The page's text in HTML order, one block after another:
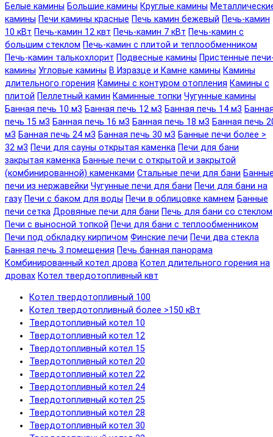
Белые камины Большие камины Круглые камины
камины Печи камины красные Печь камин бежевый Печь-камин
10 кВт Печь-камин 12 квт Печь-камин 7 кВт Печь-камин с
большим стеклом Печь-камин с плитой и теплообменником
Печь-камин талькохлорит Подвесные камины Пристенные
камины Угловые камины В Изразце и Камне камины Камины
длительного горения Камины с контуром отопления Камины с
плитой Пеллетный камин Каминные топки Чугунные камины
Банная печь 10 м3 Банная печь 12 м3 Банная печь 14 м3
печь 15 м3 Банная печь 16 м3 Банная печь 18 м3 Банная печь
м3 Банная печь 24 м3 Банная печь 30 м3 Банные печи более >
32 м3 Печи для сауны открытая каменка Печи для бани
закрытая каменка Банные печи с открытой и закрытой
(комбинированной) каменками Стальные печи для бани
печи из нержавейки Чугунные печи для бани Печи для бани на
газу Печи с баком для воды Печи в облицовке камнем Банные
печи сетка Дровяные печи для бани Печь для бани со стеклом
Печи с выносной топкой Печи для бани с теплообменником
Печи под обкладку кирпичом Финские печи Печи два стекла
Банная печь 3 помещения Печь банная панорама
Комбинированный котел дрова Котел длительного горения на
дровах Котел твердотопливный квт
Котел твердотопливный 100
Котел твердотопливный более >150 кВт
Твердотопливный котел 10
Твердотопливный котел 12
Твердотопливный котел 15
Твердотопливный котел 20
Твердотопливный котел 22
Твердотопливный котел 24
Твердотопливный котел 25
Твердотопливный котел 28
Твердотопливный котел 30